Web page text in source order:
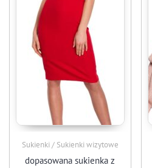
Sukienki / Sukienki wizytowe
dopasowana sukienka z